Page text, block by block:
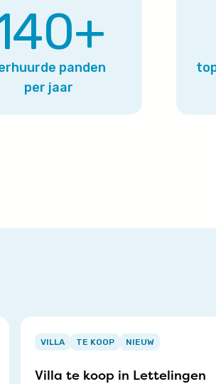
+
panden
per jaar
Item
VILLA TE KOOP NIEUW
Villa te koop in Lettelingen